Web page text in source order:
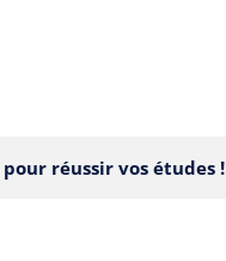
pour réussir vos études !